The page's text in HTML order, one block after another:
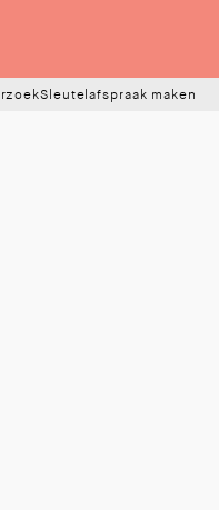
Sleutelafspraak maken